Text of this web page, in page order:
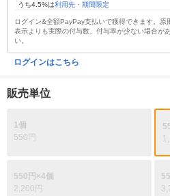
うち4.5%は利用先・期間限定
ログイン&全額PayPay支払いで獲得できます。原
表示よりも実際の付与数、付与率が少ない場合が
い。
ログインはこちら
販売単位
1個
550円
550円×4個
2,200円